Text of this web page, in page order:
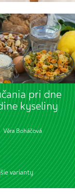
pri dne
kyseliny
|Věra Boháčová
varianty